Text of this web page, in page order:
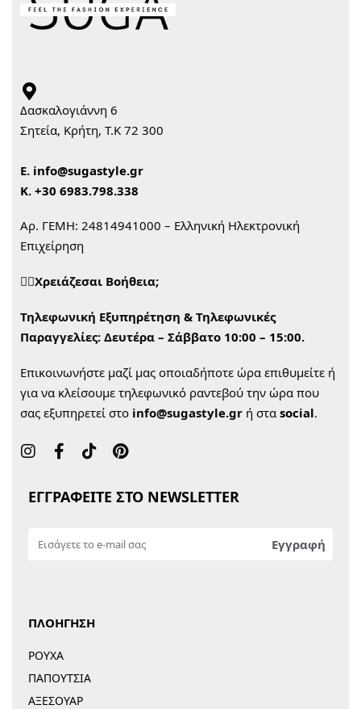
Δασκαλογιάννη 6
Σητεία, Κρήτη, Τ.Κ 72 300
Ε. info@sugastyle.gr
Κ. +30 6983.798.338
Αρ. ΓΕΜΗ: 24814941000 – Ελληνική Ηλεκτρονική
Επιχείρηση
🙋‍♀️Χρειάζεσαι Βοήθεια;
Τηλεφωνική Εξυπηρέτηση & Τηλεφωνικές
Παραγγελίες: Δευτέρα – Σάββατο 10:00 – 15:00.
Επικοινωνήστε μαζί μας οποιαδήποτε ώρα επιθυμείτε ή
για να κλείσουμε τηλεφωνικό ραντεβού την ώρα που
σας εξυπηρετεί στο info@sugastyle.gr ή στα social.
ΕΓΓΡΑΦΕΙΤΕ ΣΤΟ NEWSLETTER
ΠΛΟΗΓΗΣΗ
ΡΟΥΧΑ
ΠΑΠΟΥΤΣΙΑ
ΑΞΕΣΟΥΑΡ